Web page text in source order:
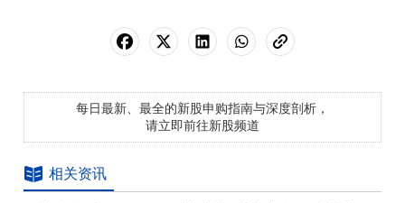
每日最新、最全的新股申购指南与深度剖析，
请立即前往新股频道
相关资讯